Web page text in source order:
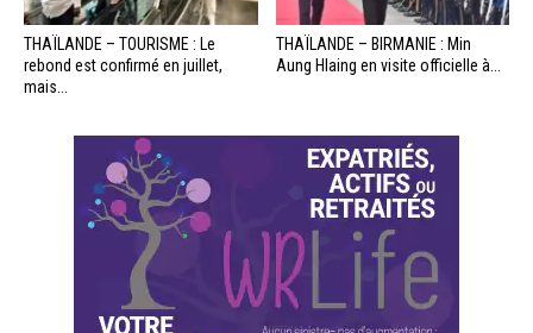
THAÏLANDE – TOURISME : Le
rebond est confirmé en juillet,
mais...
THAÏLANDE – BIRMANIE : Min
Aung Hlaing en visite officielle à...